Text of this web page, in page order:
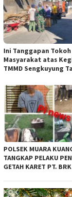
Ini Tanggapan Tokoh
Masyarakat atas
TMMD Sengkuyung
POLSEK MUARA
TANGKAP PELAKU
GETAH KARET PT. BRK